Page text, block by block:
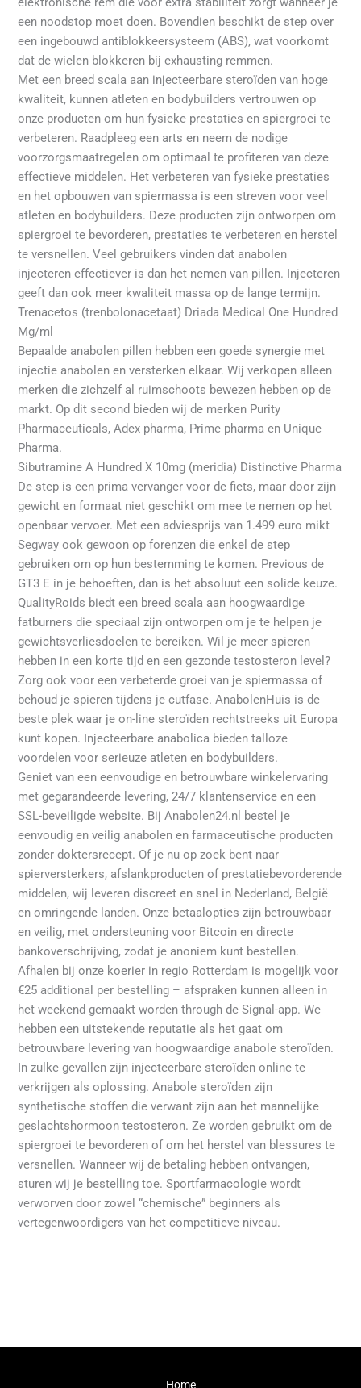
een noodstop moet doen. Bovendien beschikt de step over
een ingebouwd antiblokkeersysteem (ABS), wat voorkomt
dat de wielen blokkeren bij exhausting remmen.
Met een breed scala aan injecteerbare steroïden van hoge
kwaliteit, kunnen atleten en bodybuilders vertrouwen op
onze producten om hun fysieke prestaties en spiergroei te
verbeteren. Raadpleeg een arts en neem de nodige
voorzorgsmaatregelen om optimaal te profiteren van deze
effectieve middelen. Het verbeteren van fysieke prestaties
en het opbouwen van spiermassa is een streven voor veel
atleten en bodybuilders. Deze producten zijn ontworpen om
spiergroei te bevorderen, prestaties te verbeteren en herstel
te versnellen. Veel gebruikers vinden dat anabolen
injecteren effectiever is dan het nemen van pillen. Injecteren
geeft dan ook meer kwaliteit massa op de lange termijn.
Trenacetos (trenbolonacetaat) Driada Medical One Hundred
Mg/ml
Bepaalde anabolen pillen hebben een goede synergie met
injectie anabolen en versterken elkaar. Wij verkopen alleen
merken die zichzelf al ruimschoots bewezen hebben op de
markt. Op dit second bieden wij de merken Purity
Pharmaceuticals, Adex pharma, Prime pharma en Unique
Pharma.
Sibutramine A Hundred X 10mg (meridia) Distinctive Pharma
De step is een prima vervanger voor de fiets, maar door zijn
gewicht en formaat niet geschikt om mee te nemen op het
openbaar vervoer. Met een adviesprijs van 1.499 euro mikt
Segway ook gewoon op forenzen die enkel de step
gebruiken om op hun bestemming te komen. Previous de
GT3 E in je behoeften, dan is het absoluut een solide keuze.
QualityRoids biedt een breed scala aan hoogwaardige
fatburners die speciaal zijn ontworpen om je te helpen je
gewichtsverliesdoelen te bereiken. Wil je meer spieren
hebben in een korte tijd en een gezonde testosteron level?
Zorg ook voor een verbeterde groei van je spiermassa of
behoud je spieren tijdens je cutfase. AnabolenHuis is de
beste plek waar je on-line steroïden rechtstreeks uit Europa
kunt kopen. Injecteerbare anabolica bieden talloze
voordelen voor serieuze atleten en bodybuilders.
Geniet van een eenvoudige en betrouwbare winkelervaring
met gegarandeerde levering, 24/7 klantenservice en een
SSL-beveiligde website. Bij Anabolen24.nl bestel je
eenvoudig en veilig anabolen en farmaceutische producten
zonder doktersrecept. Of je nu op zoek bent naar
spierversterkers, afslankproducten of prestatiebevorderende
middelen, wij leveren discreet en snel in Nederland, België
en omringende landen. Onze betaalopties zijn betrouwbaar
en veilig, met ondersteuning voor Bitcoin en directe
bankoverschrijving, zodat je anoniem kunt bestellen.
Afhalen bij onze koerier in regio Rotterdam is mogelijk voor
€25 additional per bestelling – afspraken kunnen alleen in
het weekend gemaakt worden through de Signal-app. We
hebben een uitstekende reputatie als het gaat om
betrouwbare levering van hoogwaardige anabole steroïden.
In zulke gevallen zijn injecteerbare steroïden online te
verkrijgen als oplossing. Anabole steroïden zijn
synthetische stoffen die verwant zijn aan het mannelijke
geslachtshormoon testosteron. Ze worden gebruikt om de
spiergroei te bevorderen of om het herstel van blessures te
versnellen. Wanneer wij de betaling hebben ontvangen,
sturen wij je bestelling toe. Sportfarmacologie wordt
verworven door zowel “chemische” beginners als
vertegenwoordigers van het competitieve niveau.
Home